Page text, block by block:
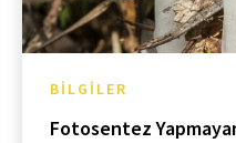
BILGILER
Fotosentez